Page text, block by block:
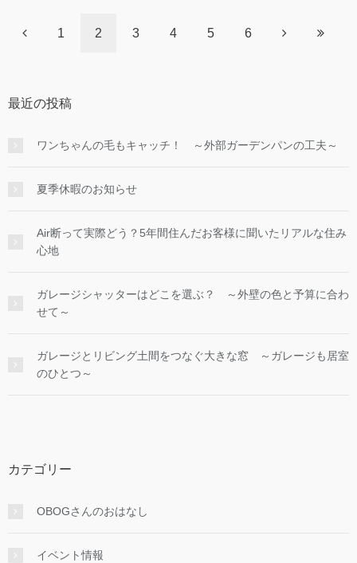
1 2 3 4 5 6
最近の投稿
ワンちゃんの毛もキャッチ！ ～外部ガーデンパンの工夫～
夏季休暇のお知らせ
Air断って実際どう？5年間住んだお客様に聞いたリアルな住み
心地
ガレージシャッターはどこを選ぶ？ ～外壁の色と予算に合わ
せて～
ガレージとリビング土間をつなぐ大きな窓 ～ガレージも居室
のひとつ～
カテゴリー
OBOGさんのおはなし
イベント情報